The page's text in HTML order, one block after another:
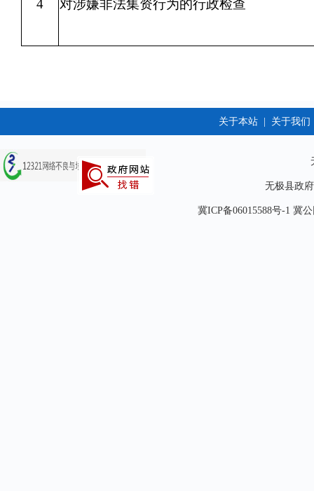
4 对涉嫌非法集资行为的行政检查